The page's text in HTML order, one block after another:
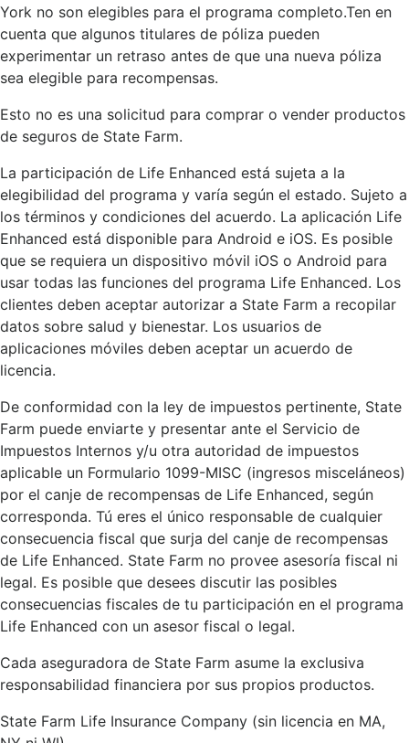
York no son elegibles para el programa completo.Ten en
cuenta que algunos titulares de póliza pueden
experimentar un retraso antes de que una nueva póliza
sea elegible para recompensas.
Esto no es una solicitud para comprar o vender productos
de seguros de State Farm.
La participación de Life Enhanced está sujeta a la
elegibilidad del programa y varía según el estado. Sujeto a
los términos y condiciones del acuerdo. La aplicación Life
Enhanced está disponible para Android e iOS. Es posible
que se requiera un dispositivo móvil iOS o Android para
usar todas las funciones del programa Life Enhanced. Los
clientes deben aceptar autorizar a State Farm a recopilar
datos sobre salud y bienestar. Los usuarios de
aplicaciones móviles deben aceptar un acuerdo de
licencia.
De conformidad con la ley de impuestos pertinente, State
Farm puede enviarte y presentar ante el Servicio de
Impuestos Internos y/u otra autoridad de impuestos
aplicable un Formulario 1099-MISC (ingresos misceláneos)
por el canje de recompensas de Life Enhanced, según
corresponda. Tú eres el único responsable de cualquier
consecuencia fiscal que surja del canje de recompensas
de Life Enhanced. State Farm no provee asesoría fiscal ni
legal. Es posible que desees discutir las posibles
consecuencias fiscales de tu participación en el programa
Life Enhanced con un asesor fiscal o legal.
Cada aseguradora de State Farm asume la exclusiva
responsabilidad financiera por sus propios productos.
State Farm Life Insurance Company (sin licencia en MA,